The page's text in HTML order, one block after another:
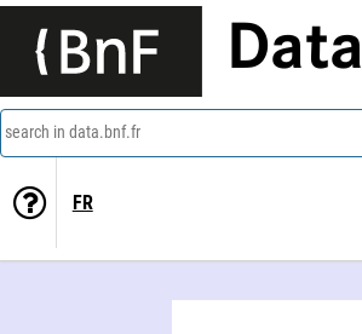
Data
search in data.bnf.fr
FR